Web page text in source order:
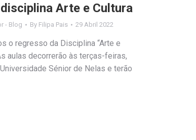
Arte e Cultura
- Blog By Filipa Pais 29 Abril 2022
o regresso da Disciplina “Arte e
aulas decorrerão às terças-feiras,
Sénior de Nelas e terão